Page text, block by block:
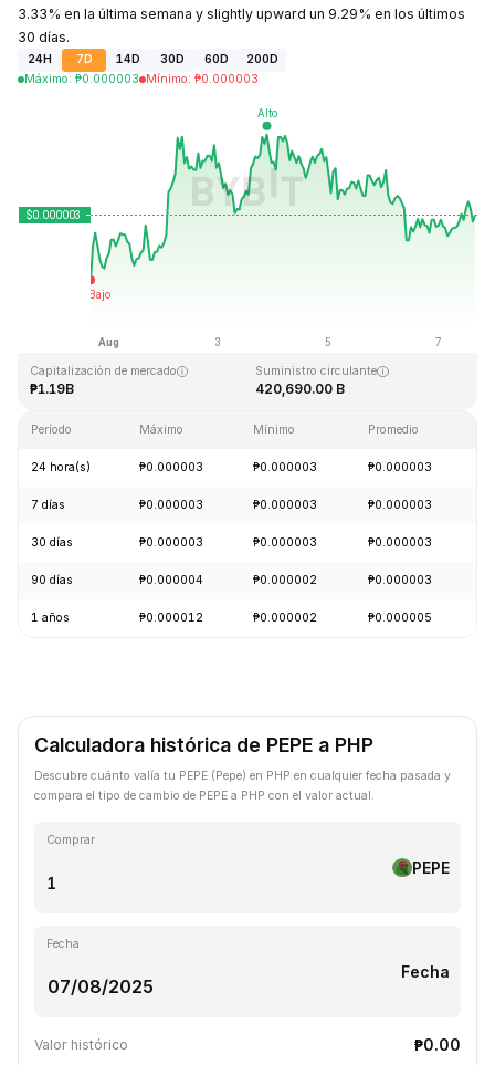
3.33% en la última semana y slightly upward un 9.29% en los últimos
30 días.
24H 7D 14D 30D 60D
200D
Máximo: ₱0.000003 Mínimo: ₱0.000003
Última actualización: 2026-08-07, 15:43 GMT+0
₱0.000028 ₱0.000000
Capitalización de mercado
₱1.19B
Suministro circulante
420,690.00 B
Período Máximo Mínimo Promedio
24 hora(s) ₱0.000003 ₱0.000003 ₱0.000003
7 días ₱0.000003 ₱0.000003 ₱0.000003
30 días ₱0.000003 ₱0.000003 ₱0.000003
90 días ₱0.000004 ₱0.000002 ₱0.000003
1 años ₱0.000012 ₱0.000002 ₱0.000005
Calculadora histórica de PEPE a PHP
Descubre cuánto valía tu PEPE (Pepe) en PHP en cualquier fecha pasada y
compara el tipo de cambio de PEPE a PHP con el valor actual.
Comprar
PEPE
Fecha
Fecha
Valor histórico ₱0.00